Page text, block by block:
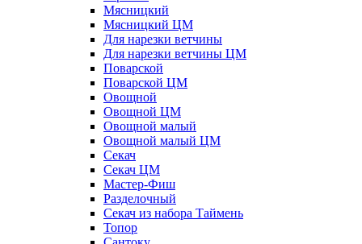
Мясницкий
Мясницкий ЦМ
Для нарезки ветчины
Для нарезки ветчины ЦМ
Поварской
Поварской ЦМ
Овощной
Овощной ЦМ
Овощной малый
Овощной малый ЦМ
Секач
Секач ЦМ
Мастер-Фиш
Разделочный
Секач из набора Таймень
Топор